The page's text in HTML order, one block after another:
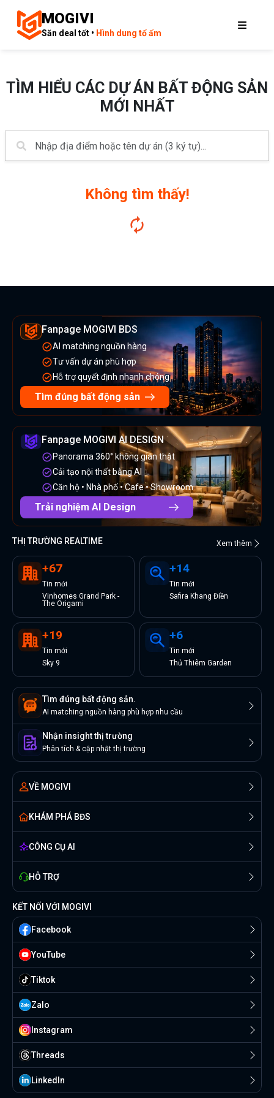
MOGIVI
Săn deal tốt • Hình dung tổ ấm
TÌM HIỂU CÁC DỰ ÁN BẤT ĐỘNG SẢN
MỚI NHẤT
Không tìm thấy!
Fanpage MOGIVI BDS
AI matching nguồn hàng
Tư vấn dự án phù hợp
Hỗ trợ quyết định nhanh chóng
Tìm đúng bất động sản
Fanpage MOGIVI AI DESIGN
Panorama 360° không gian thật
Cải tạo nội thất bằng AI
Căn hộ • Nhà phố • Cafe • Showroom
Trải nghiệm AI Design
THỊ TRƯỜNG REALTIME Xem thêm
+67
Tin mới
Vinhomes Grand Park -
The Origami
+14
Tin mới
Safira Khang Điền
+19
Tin mới
Sky 9
+6
Tin mới
Thủ Thiêm Garden
Tìm đúng bất động sản.
AI matching nguồn hàng phù hợp nhu cầu
Nhận insight thị trường
Phân tích & cập nhật thị trường
VỀ MOGIVI
KHÁM PHÁ BĐS
CÔNG CỤ AI
HỖ TRỢ
KẾT NỐI VỚI MOGIVI
Facebook
YouTube
Tiktok
Zalo
Instagram
Threads
Linkedln